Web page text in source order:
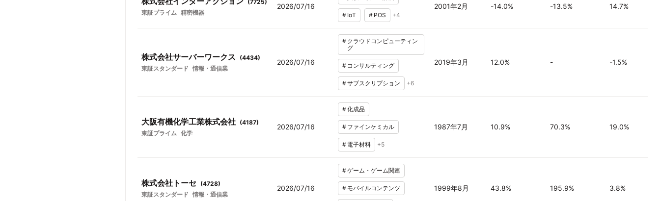
(7725)
東証プライム 精密機器
2026/07/16
# IoT # POS +4
2001年2月 -14.0% -13.5% 14.7%
株式会社サーバーワークス (4434)
東証スタンダード 情報・通信業
2026/07/16
# クラウドコンピューティン
グ
# コンサルティング
#サブスクリプション +6
2019年3月 12.0% - -1.5%
大阪有機化学工業株式会社 (4187)
東証プライム 化学
2026/07/16
#化成品
# ファインケミカル
# 電子材料 +5
1987年7月 10.9% 70.3% 19.0%
株式会社トーセ (4728)
東証スタンダード 情報・通信業
2026/07/16
#ゲーム・ゲーム関連
# モバイルコンテンツ 1999年8月 43.8% 195.9% 3.8%